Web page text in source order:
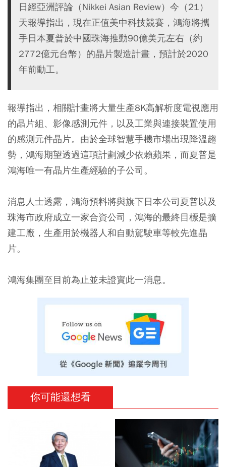
日經亞洲評論（Nikkei Asian Review）今（21）
天報導指出，現在正值美中科技競賽，鴻海將攜
手日本夏普於中國珠海推動90億美元左右（約
2772億元台幣）的晶片製造計畫，預計於2020
年前動工。
報導指出，相關計畫將大量生產8K高解析度電視應用
的晶片組、影像感測元件，以及工業與連接裝置使用
的感測元件晶片。由於全球智慧手機市場出現降溫趨
勢，鴻海期望透過這項計劃減少依賴蘋果，而夏普是
鴻海唯一有晶片生產經驗的子公司。
消息人士透露，鴻海預料將與旗下日本公司夏普以及
珠海市政府成立一家合資公司，鴻海的最終目標是擴
建工廠，生產用於機器人和自動駕駛車等較先進晶
片。
鴻海集團至目前為止並未證實此一消息。
你可能還想看